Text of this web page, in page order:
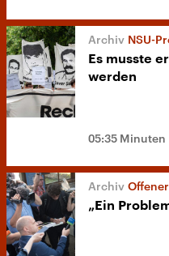
NSU-
Es musste
werden
05:35 Minuten
Offener
„Ein